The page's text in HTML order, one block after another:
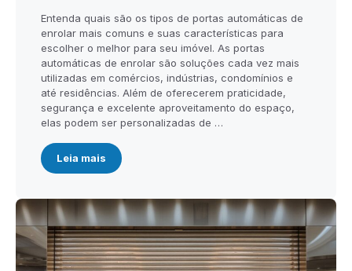
Entenda quais são os tipos de portas automáticas de
enrolar mais comuns e suas características para
escolher o melhor para seu imóvel. As portas
automáticas de enrolar são soluções cada vez mais
utilizadas em comércios, indústrias, condomínios e
até residências. Além de oferecerem praticidade,
segurança e excelente aproveitamento do espaço,
elas podem ser personalizadas de …
Leia mais